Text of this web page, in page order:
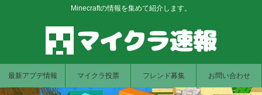
Minecraftの情報を集めて紹介します。
最新アプデ情報 マイクラ投票 フレンド募集 お問い合わせ